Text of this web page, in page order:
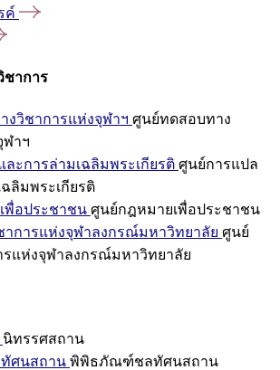
ค์
ชาการ
งวิชาการแห่งจุฬาฯ ศูนย์ทดสอบทาง
ฬาฯ
ะการล่ามเฉลิมพระเกียรติ ศูนย์การแปล
ลิมพระเกียรติ
พื่อประชาชน ศูนย์กฎหมายเพื่อประชาชน
าการแห่งจุฬาลงกรณ์มหาวิทยาลัย ศูนย์
รแห่งจุฬาลงกรณ์มหาวิทยาลัย
นิทรรศสถาน
ศนสถาน พิพิธภัณฑ์ชลทัศนสถาน